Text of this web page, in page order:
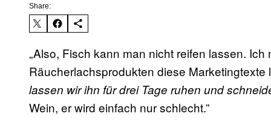
Share:
„Also, Fisch kann man nicht reifen lassen.
Räucherlachsprodukten diese Marketingtexte
lassen wir ihn für drei Tage ruhen und
Wein, er wird einfach nur schlecht.”